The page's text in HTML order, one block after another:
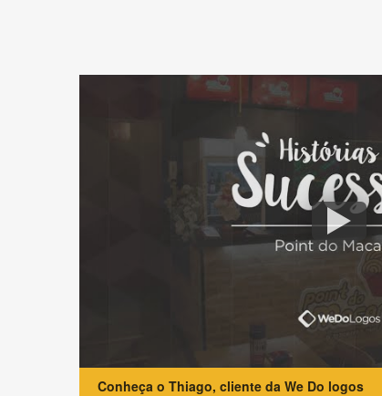
Conheça o Thiago, cliente da We Do logos